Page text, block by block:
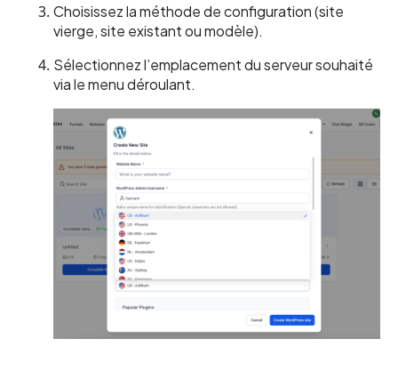
Choisissez la méthode de configuration (site
vierge, site existant ou modèle).
Sélectionnez l’emplacement du serveur souhaité
via le menu déroulant.